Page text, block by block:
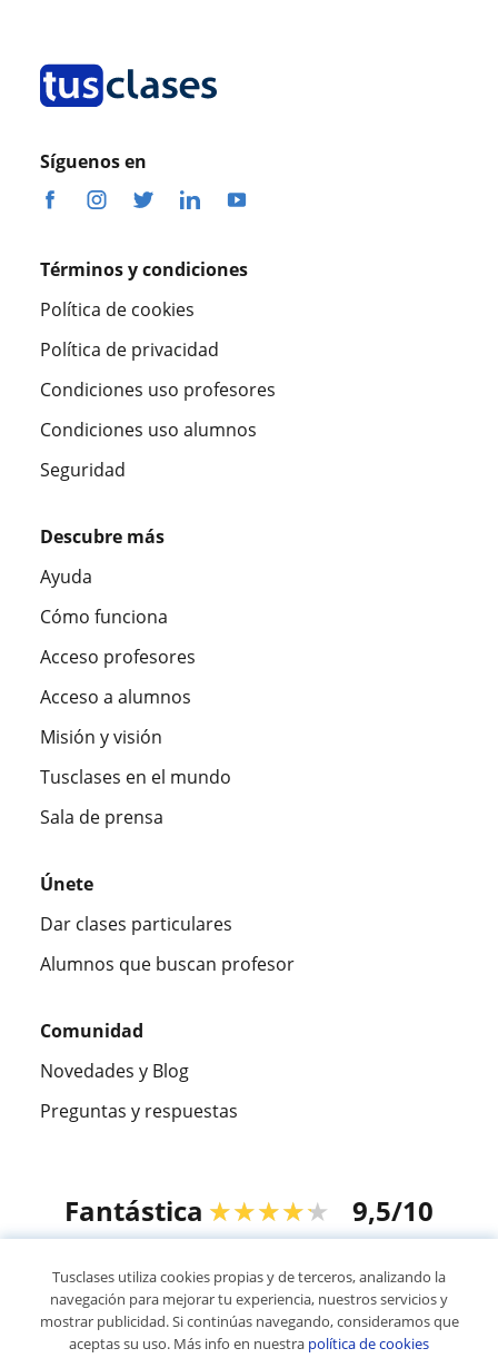
Síguenos en
Términos y condiciones
Política de cookies
Política de privacidad
Condiciones uso profesores
Condiciones uso alumnos
Seguridad
Descubre más
Ayuda
Cómo funciona
Acceso profesores
Acceso a alumnos
Misión y visión
Tusclases en el mundo
Sala de prensa
Únete
Dar clases particulares
Alumnos que buscan profesor
Comunidad
Novedades y Blog
Preguntas y respuestas
Fantástica ★★★★★ 9,5/10
© 2007 - 2026 Tusclases.com.ve
Tusclases utiliza cookies propias y de terceros, analizando la
navegación para mejorar tu experiencia, nuestros servicios y
mostrar publicidad. Si continúas navegando, consideramos que
aceptas su uso. Más info en nuestra política de cookies